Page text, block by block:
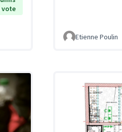
vote
Etienne Poulin